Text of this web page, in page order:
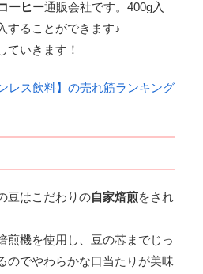
ーヒー通販会社です。400g入
することができます♪
ていきます！
レス飲料】の売れ筋ランキング
豆はこだわりの自家焙煎をされ
煎機を使用し、豆の芯までじっ
のでやわらかな口当たりが美味